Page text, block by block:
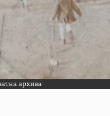
архива